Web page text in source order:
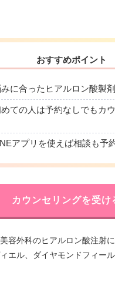
おすすめポイント
に合ったヒアルロン酸製
ての人は予約なしでもカ
アプリを使えば相談も予
カウンセリングを受け
容外科のヒアルロン酸注射
エル、ダイヤモンドフィー